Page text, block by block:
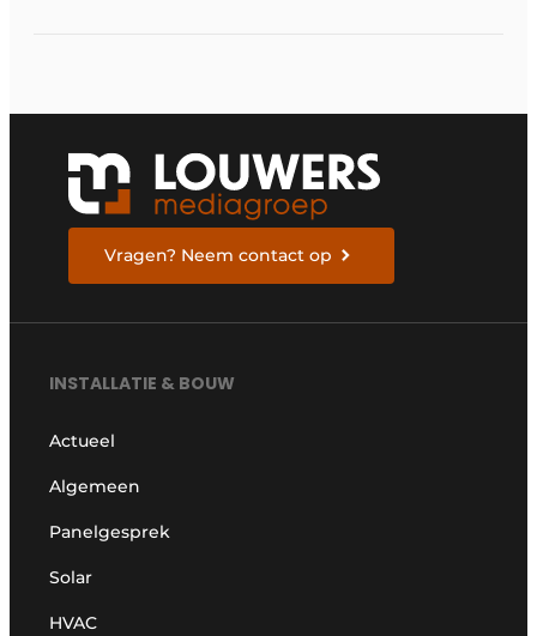
Vragen? Neem contact op
INSTALLATIE & BOUW
Actueel
Algemeen
Panelgesprek
Solar
HVAC